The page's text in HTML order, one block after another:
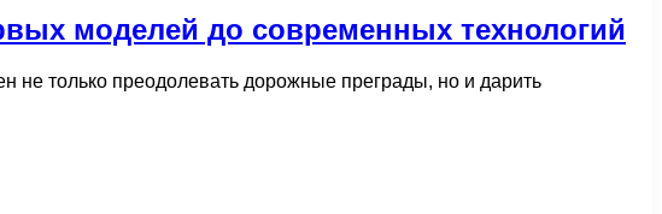
моделей до современных технологий
не только преодолевать дорожные преграды, но и дарить